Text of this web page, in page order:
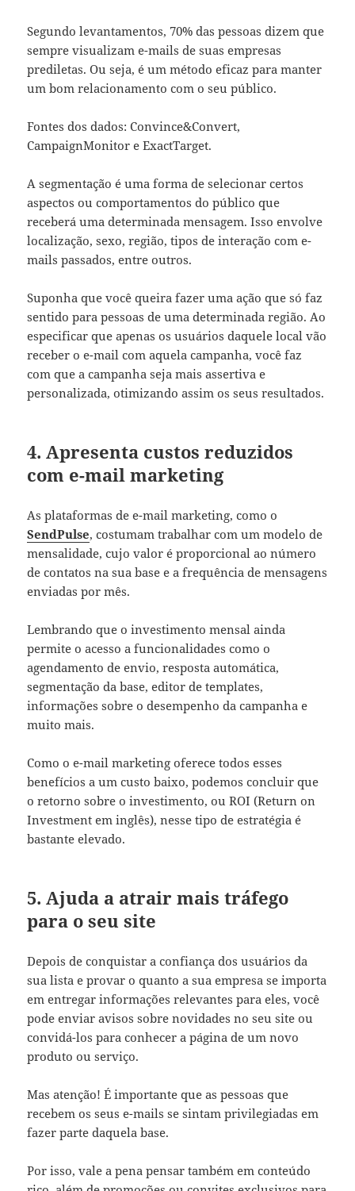
Segundo levantamentos, 70% das pessoas dizem que
sempre visualizam e-mails de suas empresas
prediletas. Ou seja, é um método eficaz para manter
um bom relacionamento com o seu público.
Fontes dos dados: Convince&Convert,
CampaignMonitor e ExactTarget.
A segmentação é uma forma de selecionar certos
aspectos ou comportamentos do público que
receberá uma determinada mensagem. Isso envolve
localização, sexo, região, tipos de interação com e-
mails passados, entre outros.
Suponha que você queira fazer uma ação que só faz
sentido para pessoas de uma determinada região. Ao
especificar que apenas os usuários daquele local vão
receber o e-mail com aquela campanha, você faz
com que a campanha seja mais assertiva e
personalizada, otimizando assim os seus resultados.
4. Apresenta custos reduzidos
com e-mail marketing
As plataformas de e-mail marketing, como o
SendPulse, costumam trabalhar com um modelo de
mensalidade, cujo valor é proporcional ao número
de contatos na sua base e a frequência de mensagens
enviadas por mês.
Lembrando que o investimento mensal ainda
permite o acesso a funcionalidades como o
agendamento de envio, resposta automática,
segmentação da base, editor de templates,
informações sobre o desempenho da campanha e
muito mais.
Como o e-mail marketing oferece todos esses
benefícios a um custo baixo, podemos concluir que
o retorno sobre o investimento, ou ROI (Return on
Investment em inglês), nesse tipo de estratégia é
bastante elevado.
5. Ajuda a atrair mais tráfego
para o seu site
Depois de conquistar a confiança dos usuários da
sua lista e provar o quanto a sua empresa se importa
em entregar informações relevantes para eles, você
pode enviar avisos sobre novidades no seu site ou
convidá-los para conhecer a página de um novo
produto ou serviço.
Mas atenção! É importante que as pessoas que
recebem os seus e-mails se sintam privilegiadas em
fazer parte daquela base.
Por isso, vale a pena pensar também em conteúdo